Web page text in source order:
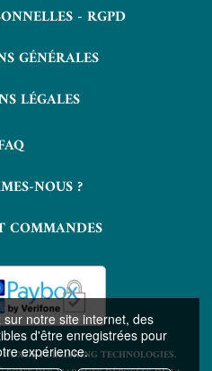
notre site internet, des
d'être enregistrées pour
expérience.
- RGPD
GÉNÉRALES
LÉGALES
NOUS ?
COMMANDES
PUBLISHING TECHNOLOGIES.